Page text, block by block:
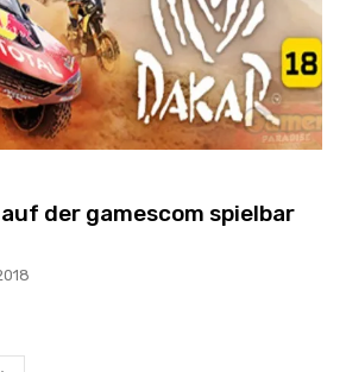
auf der gamescom spielbar